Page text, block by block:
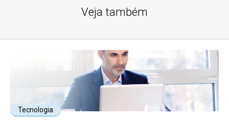
Veja também
Tecnologia